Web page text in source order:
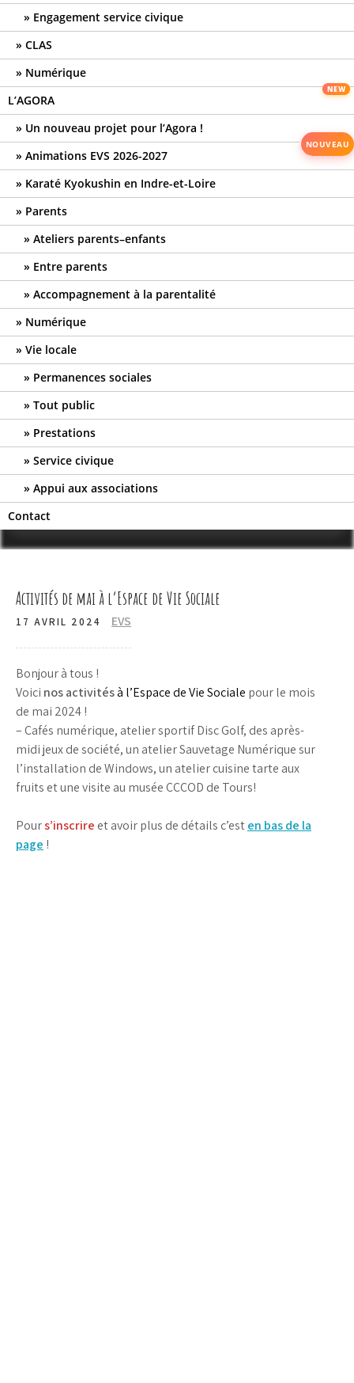
Engagement service civique
CLAS
Numérique
L’AGORA
Un nouveau projet pour l’Agora !
Animations EVS 2026-2027
Karaté Kyokushin en Indre-et-Loire
Parents
Ateliers parents–enfants
Entre parents
Accompagnement à la parentalité
Numérique
Vie locale
Permanences sociales
Tout public
Prestations
Service civique
Appui aux associations
Contact
Activités de mai à l’Espace de Vie Sociale
17 AVRIL 2024 EVS
Bonjour à tous !
Voici nos activitésà l’Espace de Vie Sociale pour le mois
de mai 2024 !
– Cafés numérique, atelier sportif Disc Golf, des après-
midi jeux de société, un atelier Sauvetage Numérique sur
l’installation de Windows, un atelier cuisine tarte aux
fruits et une visite au musée CCCOD de Tours!
Pours’inscrire et avoir plus de détails c’esten bas de la
page !